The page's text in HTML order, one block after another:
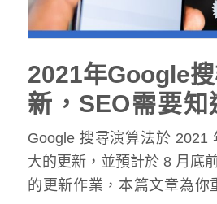
2021年Google
新，SEO需要知
驗排名因素
Google 搜尋演算法於 2021
大的更新，並預計於 8 月底
的更新作業，本篇文章為你